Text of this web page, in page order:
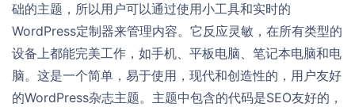
础的主题，所以用户可以通过使用小工具和实时的
WordPress定制器来管理内容。它反应灵敏，在所有类型的
设备上都能完美工作，如手机、平板电脑、笔记本电脑和电
脑。这是一个简单，易于使用，现代和创造性的，用户友好
的WordPress杂志主题。主题中包含的代码是SEO友好的，